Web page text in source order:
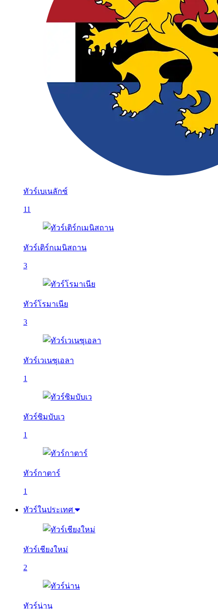
ทัวร์เบเนลักซ์
11
ทัวร์เติร์กเมนิสถาน
3
ทัวร์โรมาเนีย
3
ทัวร์เวเนซุเอลา
1
ทัวร์ซิมบับเว
1
ทัวร์กาตาร์
1
ทัวร์ในประเทศ
ทัวร์เชียงใหม่
2
ทัวร์น่าน